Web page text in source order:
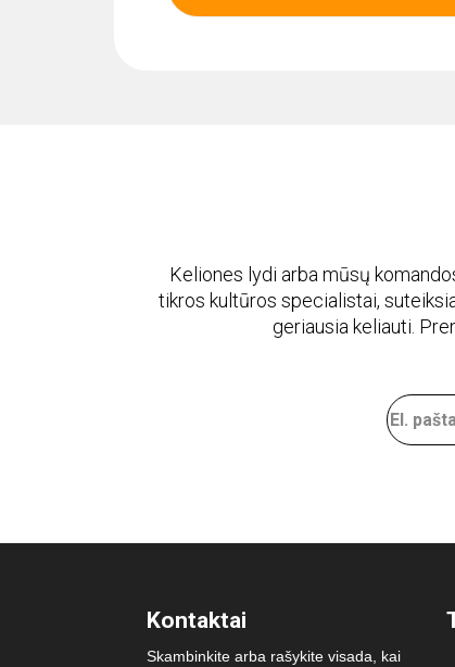
Keliones lydi arba mūsų
tikros kultūros specialistai,
geriausia keliauti.
Kontaktai
Skambinkite arba rašykite visada, kai